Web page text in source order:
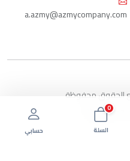
a.azmy@azmycompany.com
0
السلة
حسابي